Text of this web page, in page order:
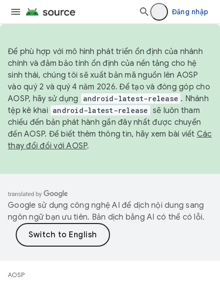
Đăng nhập
Để phù hợp với mô hình phát triển ổn định của nhánh
chính và đảm bảo tính ổn định của nền tảng cho hệ
sinh thái, chúng tôi sẽ xuất bản mã nguồn lên AOSP
vào quý 2 và quý 4 năm 2026. Để tạo và đóng góp cho
AOSP, hãy sử dụng
android-latest-release . Nhánh
tệp kê khai android-latest-release sẽ luôn tham
chiếu đến bản phát hành gần đây nhất được chuyển
đến AOSP. Để biết thêm thông tin, hãy xem bài viết Các
thay đổi đối với AOSP.
Google sử dụng công nghệ AI để dịch nội dung sang
ngôn ngữ bạn ưu tiên. Bản dịch bằng AI có thể có lỗi.
AOSP